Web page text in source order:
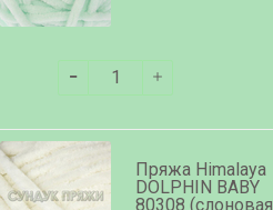
Пряжа Himalaya
DOLPHIN BABY
80308 (слоновая